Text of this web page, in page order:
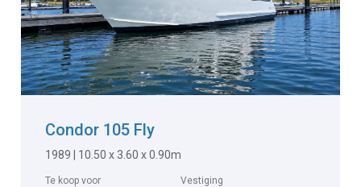
Condor 105 Fly
1989 | 10.50 x 3.60 x 0.90m
Te koop voor Vestiging